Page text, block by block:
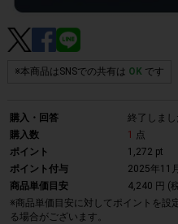
※本商品はSNSでの共有は OKです
購入・回答
終了しまし
購入数
1
点
ポイント
1,272 pt
ポイント付与
2025年11
商品単価目安
4,240 円 (
※商品単価目安に対してポイントを設
る場合がございます。